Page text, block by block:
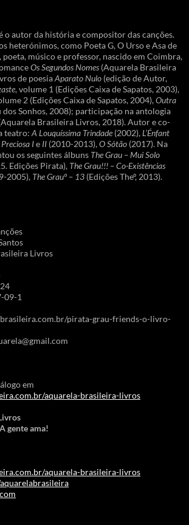
o autor da história e compositor das canções.
heterónimos, como Poeta G, O Urso e Asa de
músico e professor, nascido em Coimbra,
Os Segundos Nomes (Aquarela Brasileira
de poesiaAparato Nulo (edição de Autor,
, volume 1 (Edições Caixa de Sapatos, 2003),
2 (Edições Caixa de Sapatos, 2004),Outra
dos Sonhos, 2008); participação na antologia
Brasileira Livros, 2018). Autor e co-
teatro: A Louquíssima Trindade (2002),L’Énfant
Ie II (2010-2013),O Sótão (2017). Na
os seguintes álbuns The Grau – Mui Solo
Edições Pirata), The Grau!!! – Co-Existências
2005), The Grauº – 13 (Edições Theº, 2013).
Livros
09-1
pirata-grau-friends-o-livro-
em
aquarela-brasileira-livros
gente ama!
aquarela-brasileira-livros